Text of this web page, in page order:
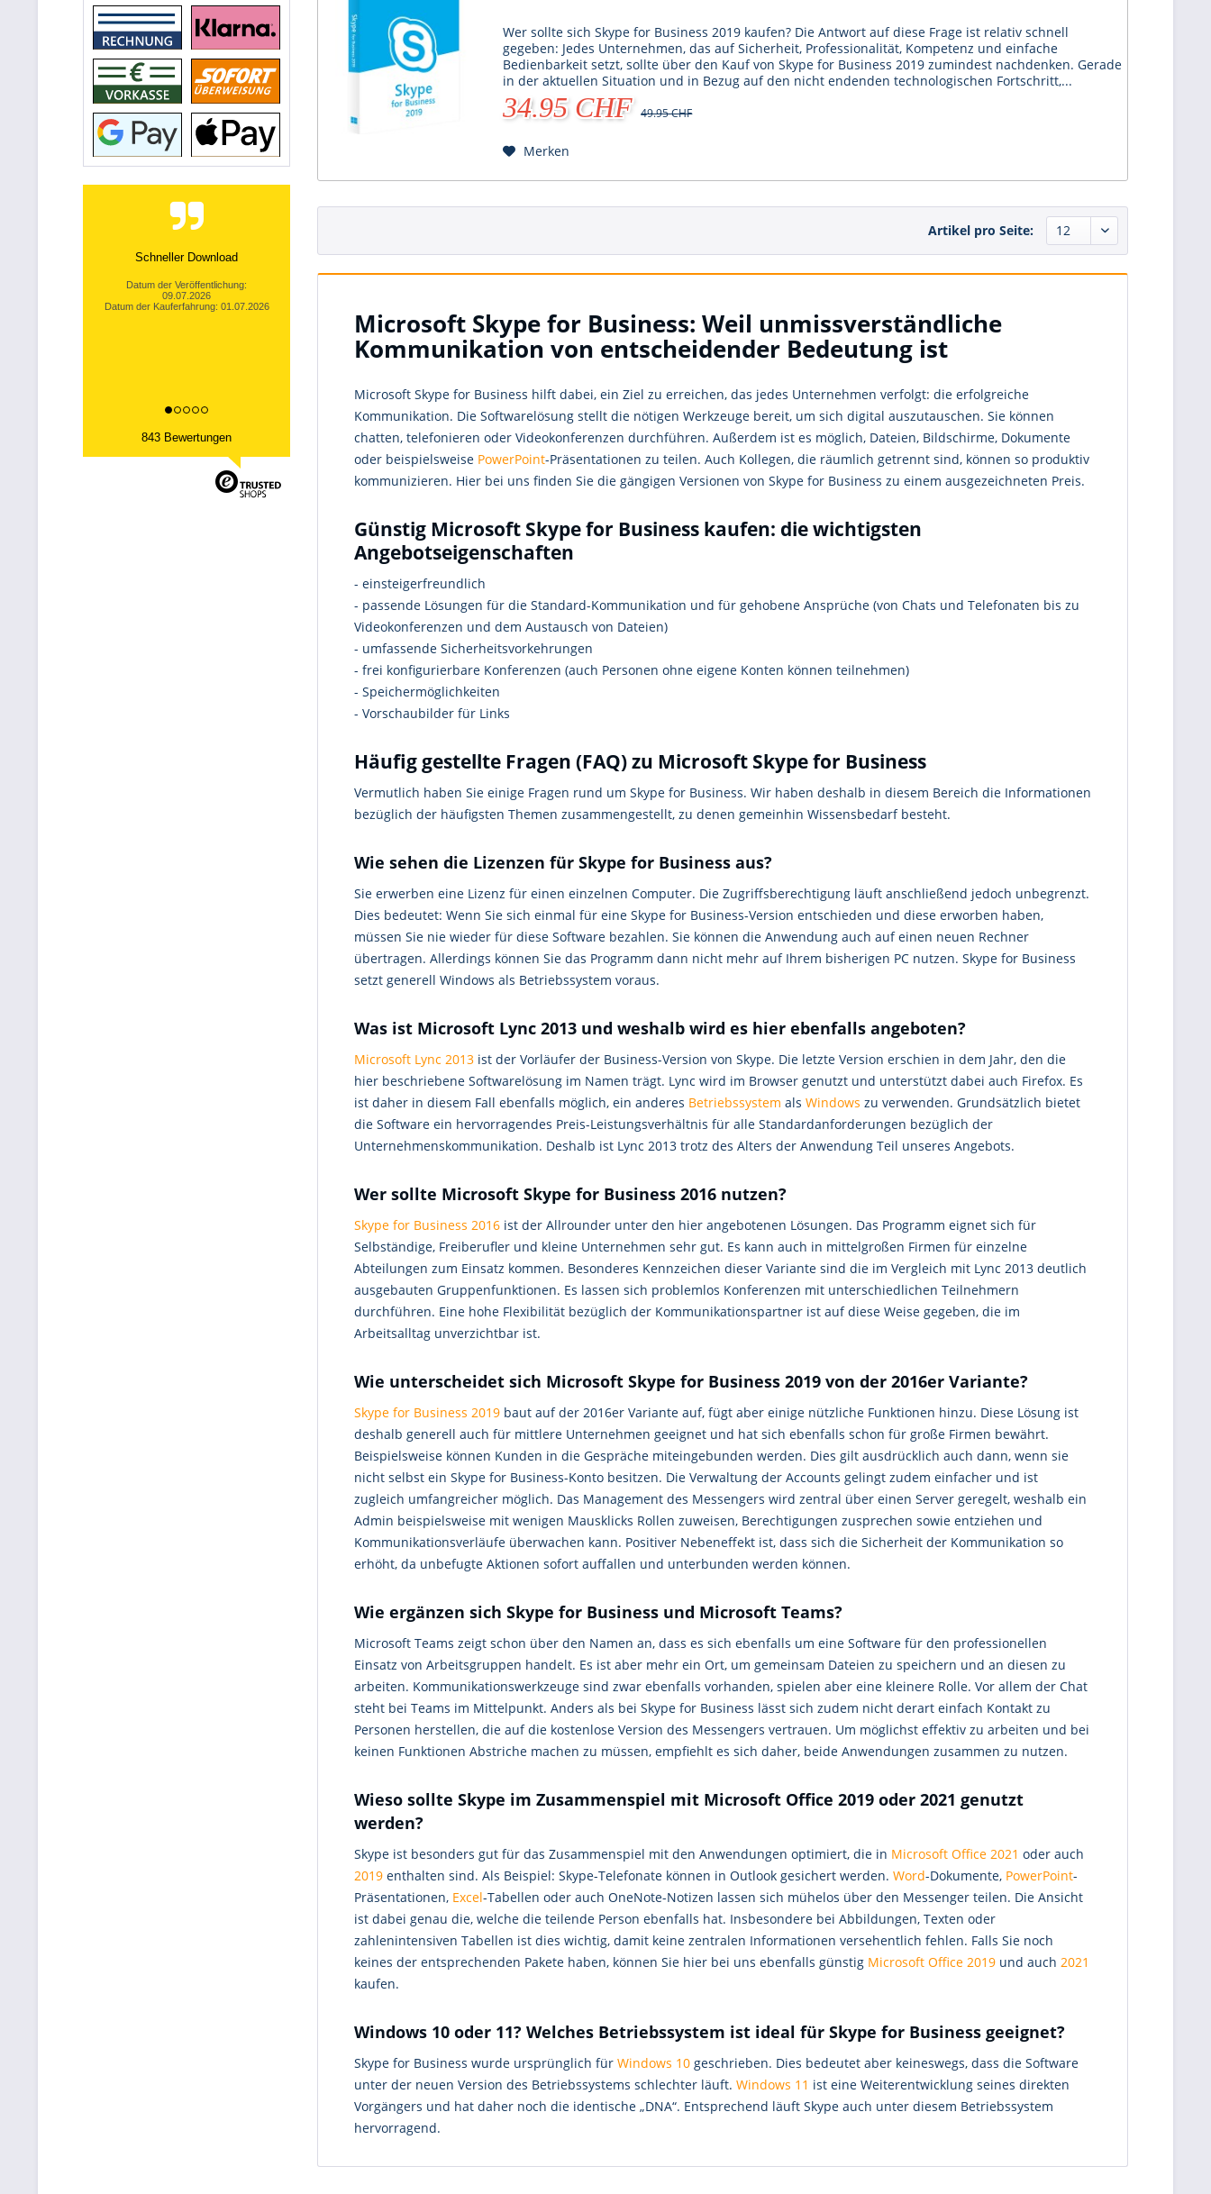
Schneller Download
Datum der Veröffentlichung:
09.07.2026
Datum der Kauferfahrung: 01.07.2026
843 Bewertungen
Wer sollte sich Skype for Business 2019 kaufen? Die Antwort auf diese Frage ist relativ schnell
gegeben: Jedes Unternehmen, das auf Sicherheit, Professionalität, Kompetenz und einfache
Bedienbarkeit setzt, sollte über den Kauf von Skype for Business 2019 zumindest nachdenken. Gerade
in der aktuellen Situation und in Bezug auf den nicht endenden technologischen Fortschritt,...
34.95 CHF 49.95 CHF
Merken
Artikel pro Seite:
Microsoft Skype for Business: Weil unmissverständliche
Kommunikation von entscheidender Bedeutung ist
Microsoft Skype for Business hilft dabei, ein Ziel zu erreichen, das jedes Unternehmen verfolgt: die erfolgreiche
Kommunikation. Die Softwarelösung stellt die nötigen Werkzeuge bereit, um sich digital auszutauschen. Sie können
chatten, telefonieren oder Videokonferenzen durchführen. Außerdem ist es möglich, Dateien, Bildschirme, Dokumente
oder beispielsweise PowerPoint-Präsentationen zu teilen. Auch Kollegen, die räumlich getrennt sind, können so produktiv
kommunizieren. Hier bei uns finden Sie die gängigen Versionen von Skype for Business zu einem ausgezeichneten Preis.
Günstig Microsoft Skype for Business kaufen: die wichtigsten
Angebotseigenschaften
- einsteigerfreundlich
- passende Lösungen für die Standard-Kommunikation und für gehobene Ansprüche (von Chats und Telefonaten bis zu
Videokonferenzen und dem Austausch von Dateien)
- umfassende Sicherheitsvorkehrungen
- frei konfigurierbare Konferenzen (auch Personen ohne eigene Konten können teilnehmen)
- Speichermöglichkeiten
- Vorschaubilder für Links
Häufig gestellte Fragen (FAQ) zu Microsoft Skype for Business
Vermutlich haben Sie einige Fragen rund um Skype for Business. Wir haben deshalb in diesem Bereich die Informationen
bezüglich der häufigsten Themen zusammengestellt, zu denen gemeinhin Wissensbedarf besteht.
Wie sehen die Lizenzen für Skype for Business aus?
Sie erwerben eine Lizenz für einen einzelnen Computer. Die Zugriffsberechtigung läuft anschließend jedoch unbegrenzt.
Dies bedeutet: Wenn Sie sich einmal für eine Skype for Business-Version entschieden und diese erworben haben,
müssen Sie nie wieder für diese Software bezahlen. Sie können die Anwendung auch auf einen neuen Rechner
übertragen. Allerdings können Sie das Programm dann nicht mehr auf Ihrem bisherigen PC nutzen. Skype for Business
setzt generell Windows als Betriebssystem voraus.
Was ist Microsoft Lync 2013 und weshalb wird es hier ebenfalls angeboten?
Microsoft Lync 2013 ist der Vorläufer der Business-Version von Skype. Die letzte Version erschien in dem Jahr, den die
hier beschriebene Softwarelösung im Namen trägt. Lync wird im Browser genutzt und unterstützt dabei auch Firefox. Es
ist daher in diesem Fall ebenfalls möglich, ein anderes Betriebssystem als Windows zu verwenden. Grundsätzlich bietet
die Software ein hervorragendes Preis-Leistungsverhältnis für alle Standardanforderungen bezüglich der
Unternehmenskommunikation. Deshalb ist Lync 2013 trotz des Alters der Anwendung Teil unseres Angebots.
Wer sollte Microsoft Skype for Business 2016 nutzen?
Skype for Business 2016 ist der Allrounder unter den hier angebotenen Lösungen. Das Programm eignet sich für
Selbständige, Freiberufler und kleine Unternehmen sehr gut. Es kann auch in mittelgroßen Firmen für einzelne
Abteilungen zum Einsatz kommen. Besonderes Kennzeichen dieser Variante sind die im Vergleich mit Lync 2013 deutlich
ausgebauten Gruppenfunktionen. Es lassen sich problemlos Konferenzen mit unterschiedlichen Teilnehmern
durchführen. Eine hohe Flexibilität bezüglich der Kommunikationspartner ist auf diese Weise gegeben, die im
Arbeitsalltag unverzichtbar ist.
Wie unterscheidet sich Microsoft Skype for Business 2019 von der 2016er Variante?
Skype for Business 2019 baut auf der 2016er Variante auf, fügt aber einige nützliche Funktionen hinzu. Diese Lösung ist
deshalb generell auch für mittlere Unternehmen geeignet und hat sich ebenfalls schon für große Firmen bewährt.
Beispielsweise können Kunden in die Gespräche miteingebunden werden. Dies gilt ausdrücklich auch dann, wenn sie
nicht selbst ein Skype for Business-Konto besitzen. Die Verwaltung der Accounts gelingt zudem einfacher und ist
zugleich umfangreicher möglich. Das Management des Messengers wird zentral über einen Server geregelt, weshalb ein
Admin beispielsweise mit wenigen Mausklicks Rollen zuweisen, Berechtigungen zusprechen sowie entziehen und
Kommunikationsverläufe überwachen kann. Positiver Nebeneffekt ist, dass sich die Sicherheit der Kommunikation so
erhöht, da unbefugte Aktionen sofort auffallen und unterbunden werden können.
Wie ergänzen sich Skype for Business und Microsoft Teams?
Microsoft Teams zeigt schon über den Namen an, dass es sich ebenfalls um eine Software für den professionellen
Einsatz von Arbeitsgruppen handelt. Es ist aber mehr ein Ort, um gemeinsam Dateien zu speichern und an diesen zu
arbeiten. Kommunikationswerkzeuge sind zwar ebenfalls vorhanden, spielen aber eine kleinere Rolle. Vor allem der Chat
steht bei Teams im Mittelpunkt. Anders als bei Skype for Business lässt sich zudem nicht derart einfach Kontakt zu
Personen herstellen, die auf die kostenlose Version des Messengers vertrauen. Um möglichst effektiv zu arbeiten und bei
keinen Funktionen Abstriche machen zu müssen, empfiehlt es sich daher, beide Anwendungen zusammen zu nutzen.
Wieso sollte Skype im Zusammenspiel mit Microsoft Office 2019 oder 2021 genutzt
werden?
Skype ist besonders gut für das Zusammenspiel mit den Anwendungen optimiert, die in Microsoft Office 2021 oder auch
2019 enthalten sind. Als Beispiel: Skype-Telefonate können in Outlook gesichert werden. Word-Dokumente, PowerPoint-
Präsentationen, Excel-Tabellen oder auch OneNote-Notizen lassen sich mühelos über den Messenger teilen. Die Ansicht
ist dabei genau die, welche die teilende Person ebenfalls hat. Insbesondere bei Abbildungen, Texten oder
zahlenintensiven Tabellen ist dies wichtig, damit keine zentralen Informationen versehentlich fehlen. Falls Sie noch
keines der entsprechenden Pakete haben, können Sie hier bei uns ebenfalls günstig Microsoft Office 2019 und auch 2021
kaufen.
Windows 10 oder 11? Welches Betriebssystem ist ideal für Skype for Business geeignet?
Skype for Business wurde ursprünglich für Windows 10 geschrieben. Dies bedeutet aber keineswegs, dass die Software
unter der neuen Version des Betriebssystems schlechter läuft. Windows 11 ist eine Weiterentwicklung seines direkten
Vorgängers und hat daher noch die identische „DNA“. Entsprechend läuft Skype auch unter diesem Betriebssystem
hervorragend.